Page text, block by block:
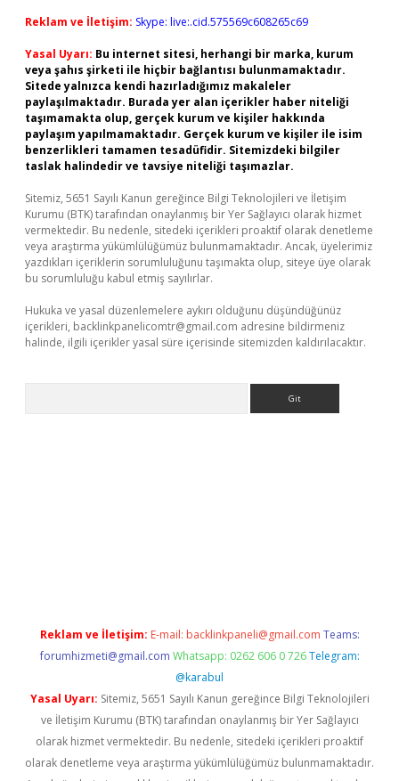
Reklam ve İletişim: Skype: live:.cid.575569c608265c69
Yasal Uyarı: Bu internet sitesi, herhangi bir marka, kurum
veya şahıs şirketi ile hiçbir bağlantısı bulunmamaktadır.
Sitede yalnızca kendi hazırladığımız makaleler
paylaşılmaktadır. Burada yer alan içerikler haber niteliği
taşımamakta olup, gerçek kurum ve kişiler hakkında
paylaşım yapılmamaktadır. Gerçek kurum ve kişiler ile isim
benzerlikleri tamamen tesadüfidir. Sitemizdeki bilgiler
taslak halindedir ve tavsiye niteliği taşımazlar.
Sitemiz, 5651 Sayılı Kanun gereğince Bilgi Teknolojileri ve İletişim
Kurumu (BTK) tarafından onaylanmış bir Yer Sağlayıcı olarak hizmet
vermektedir. Bu nedenle, sitedeki içerikleri proaktif olarak denetleme
veya araştırma yükümlülüğümüz bulunmamaktadır. Ancak, üyelerimiz
yazdıkları içeriklerin sorumluluğunu taşımakta olup, siteye üye olarak
bu sorumluluğu kabul etmiş sayılırlar.
Hukuka ve yasal düzenlemelere aykırı olduğunu düşündüğünüz
içerikleri, backlinkpanelicomtr@gmail.com adresine bildirmeniz
halinde, ilgili içerikler yasal süre içerisinde sitemizden kaldırılacaktır.
Reklam ve İletişim: E-mail: backlinkpaneli@gmail.com Teams:
forumhizmeti@gmail.com Whatsapp: 0262 606 0 726 Telegram:
@karabul
Yasal Uyarı: Sitemiz, 5651 Sayılı Kanun gereğince Bilgi Teknolojileri
ve İletişim Kurumu (BTK) tarafından onaylanmış bir Yer Sağlayıcı
olarak hizmet vermektedir. Bu nedenle, sitedeki içerikleri proaktif
olarak denetleme veya araştırma yükümlülüğümüz bulunmamaktadır.